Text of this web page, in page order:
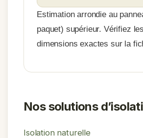
Estimation arrondie au
paquet) supérieur. Vérifiez les
dimensions exactes sur la
Nos solutions
Isolation naturelle